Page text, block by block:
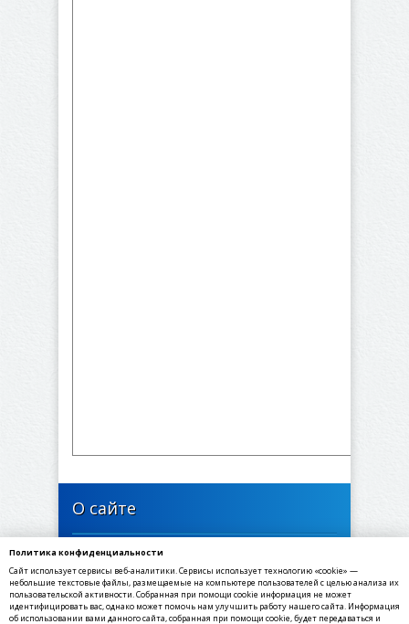
О сайте
446637, Самарская область, Богатовский район,
село Арзамасцевка, Школьная улица, 24
✉ E-mail: arzamasevka@yandex.ru
Политика конфиденциальности
Сайт использует сервисы веб-аналитики. Сервисы использует технологию «cookie» —
небольшие текстовые файлы, размещаемые на компьютере пользователей с целью анализа их
пользовательской активности. Собранная при помощи cookie информация не может
идентифицировать вас, однако может помочь нам улучшить работу нашего сайта. Информация
об использовании вами данного сайта, собранная при помощи cookie, будет передаваться и